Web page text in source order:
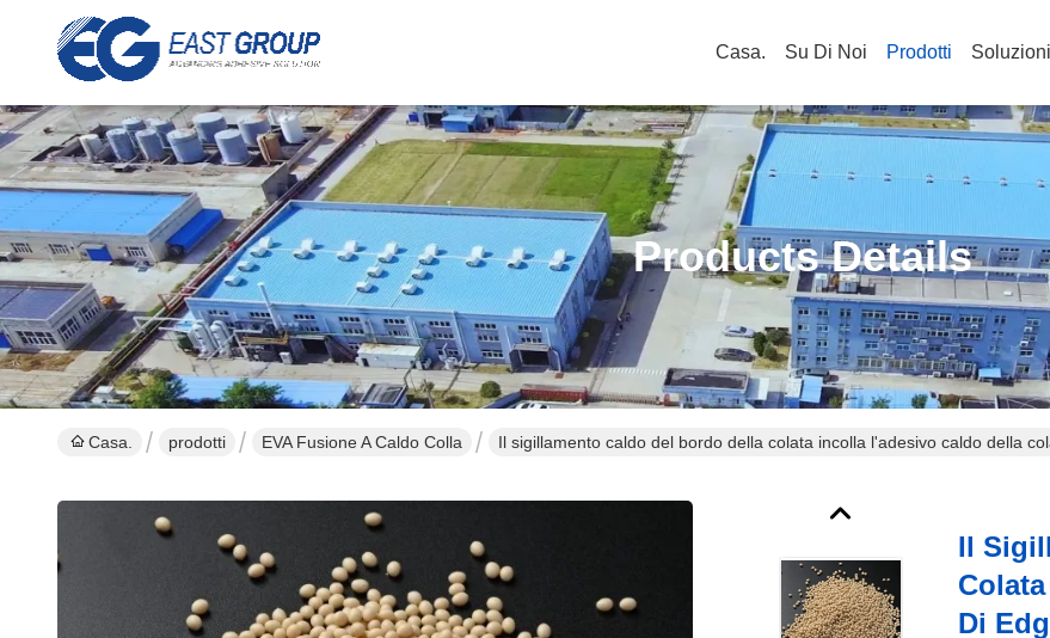
Casa. Su Di Noi Prodotti Soluzioni
Products Details
Casa. prodotti EVA Fusione A Caldo Colla Il sigillamento caldo del bordo della colata incolla l'adesivo caldo della
Il
Di